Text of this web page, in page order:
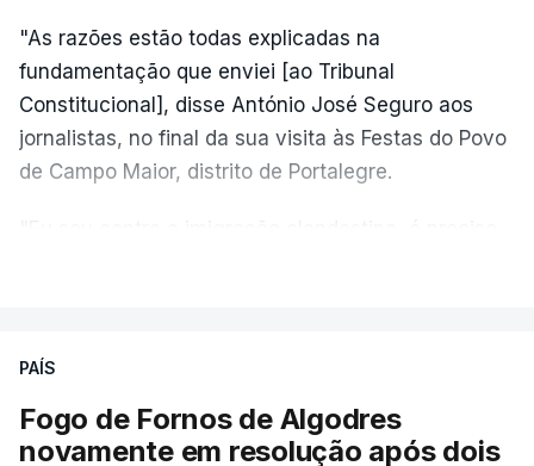
"As razões estão todas explicadas na
fundamentação que enviei [ao Tribunal
Constitucional], disse António José Seguro aos
jornalistas, no final da sua visita às Festas do Povo
de Campo Maior, distrito de Portalegre.
nada disto é incompatível com tratarmos com
crianças", acrescentou.
PAÍS
Fogo de Fornos de Algodres
novamente em resolução após dois